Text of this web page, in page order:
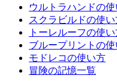
ウルトラハンドの
スクラビルドの使い
トーレルーフの使
ブループリントの
モドレコの使い方
冒険の記憶一覧